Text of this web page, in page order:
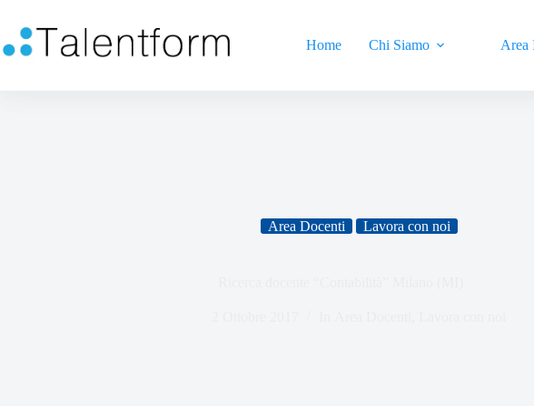
Home Chi Siamo Area
Area Docenti Lavora con noi